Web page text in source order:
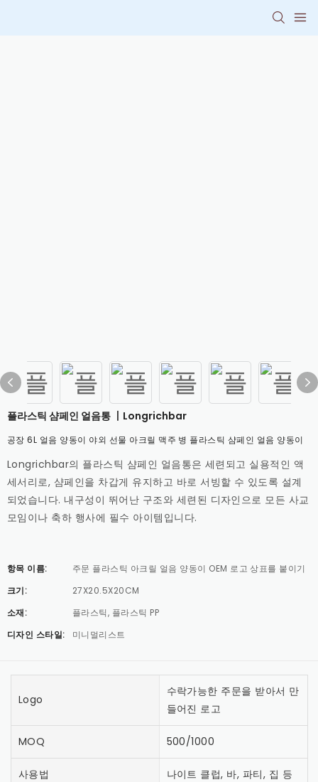
플라스틱 샴페인 얼음통 丨Longrichbar
공장 6L 얼음 양동이 야외 선물 아크릴 맥주 병 플라스틱 샴페인 얼음 양동이
Longrichbar의 플라스틱 샴페인 얼음통은 세련되고 실용적인 액
세서리로, 샴페인을 차갑게 유지하고 바로 서빙할 수 있도록 설계
되었습니다. 내구성이 뛰어난 구조와 세련된 디자인으로 모든 사교
모임이나 축하 행사에 필수 아이템입니다.
항목 이름:
주문 플라스틱 아크릴 얼음 양동이 OEM 로고 상표를 붙이기
크기:
27X20.5X20CM
소재:
플라스틱, 플라스틱 PP
디자인 스타일:
미니멀리스트
Logo
수락가능한 주문을 받아서 만
들어진 로고
MOQ 500/1000
사용법 나이트 클럽, 바, 파티, 집 등